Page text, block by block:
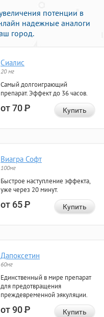
потенции в
надежные аналоги
город.
Сиалис
20 мг
Самый долгоиграющий
препарат. Эффект до 36 часов.
от 70Р Купить
Виагра Софт
100мг
Быстрое наступление эффекта,
уже через 20 минут.
от 65Р Купить
Дапоксетин
60мг
Единственный в мире препарат
для предотвращения
преждевременной эякуляции.
от 90Р Купить